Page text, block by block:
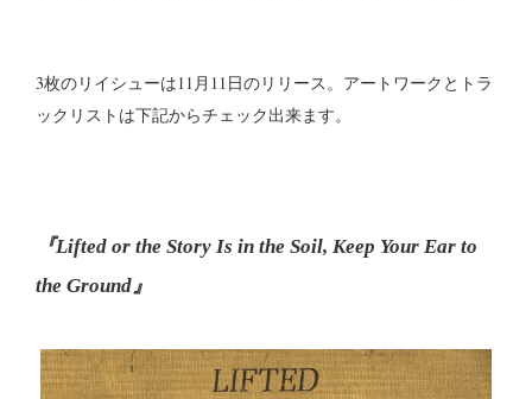
3枚のリイシューは11月11日のリリース。アートワークとトラ
ックリストは下記からチェック出来ます。
『Lifted or the Story Is in the Soil, Keep Your Ear to
the Ground』